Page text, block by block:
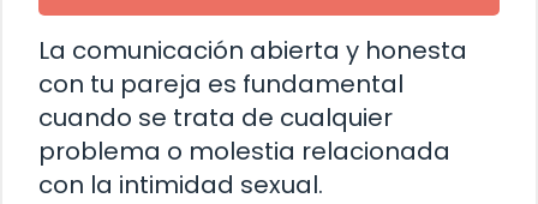
La comunicación abierta y honesta
con tu pareja es fundamental
cuando se trata de cualquier
problema o molestia relacionada
con la intimidad sexual.